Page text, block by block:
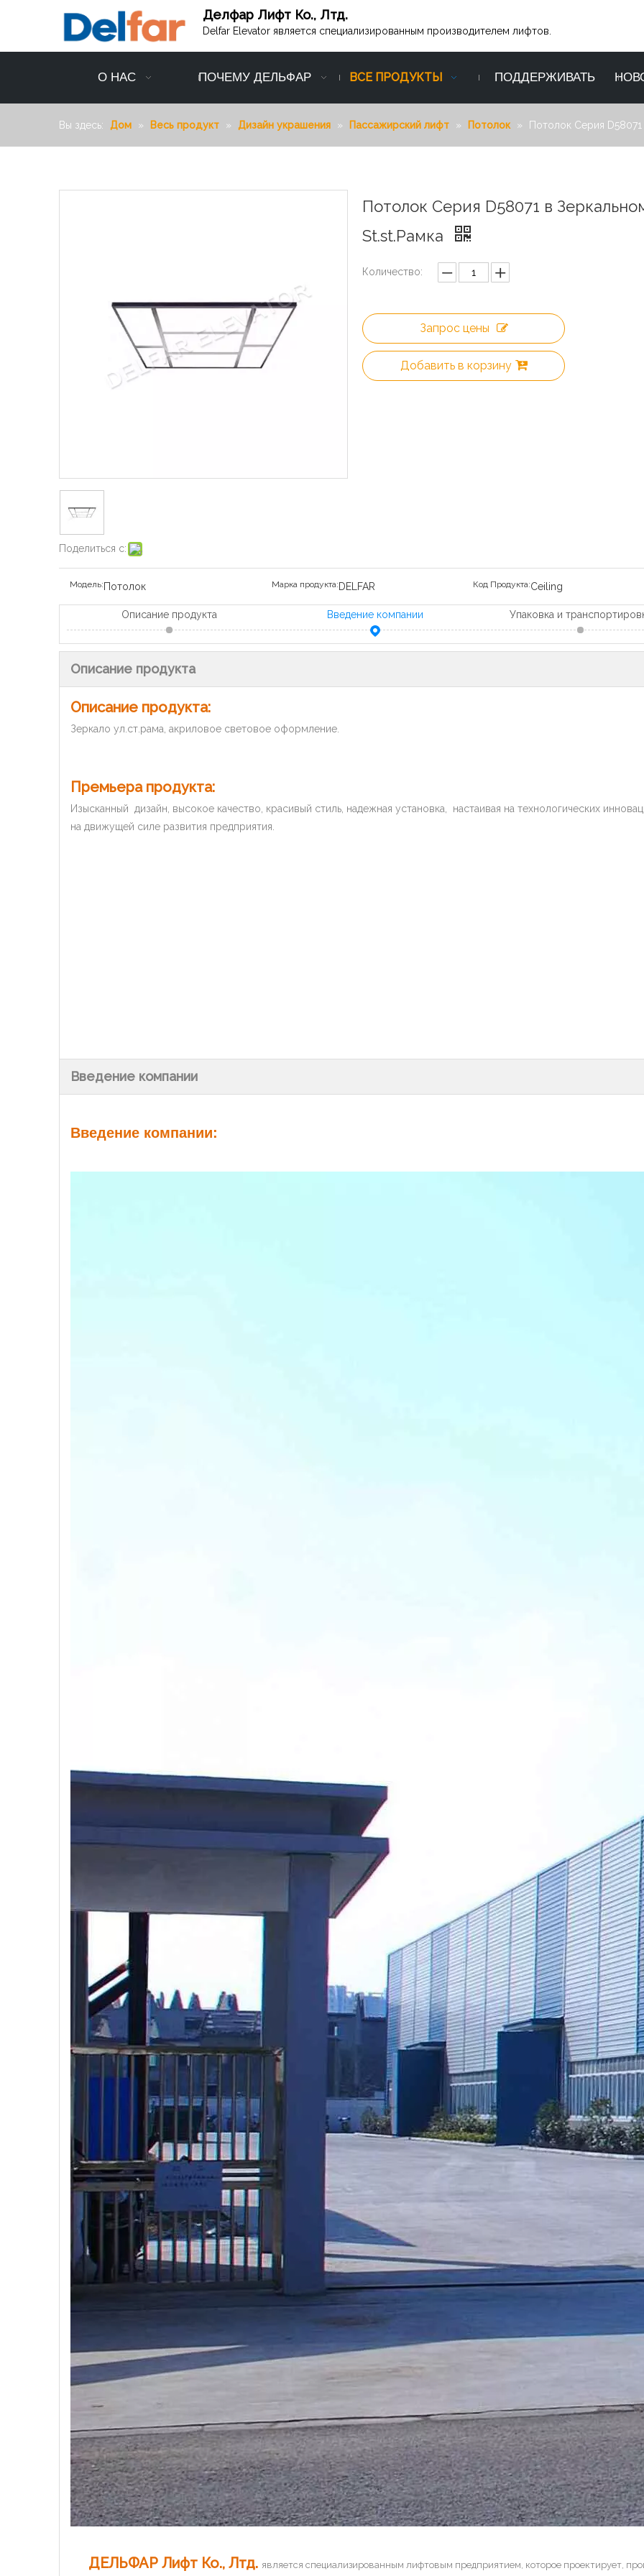
Делфар Лифт Ко., Лтд.
Delfar Elevator является специализированным производителем лифтов.
О НАС ПОЧЕМУ ДЕЛЬФАР ВСЕ ПРОДУКТЫ ПОДДЕРЖИВАТЬ
Вы здесь: Дом » Весь продукт » Дизайн украшения » Пассажирский лифт » Потолок » Потолок Серия D58071
Поделиться с:
Потолок Серия D58071 в
St.st.Рамка
Количество:
Запрос цены
Добавить в корзину
Модель: Потолок Марка продукта: DELFAR Код Продукта:Ceiling
Описание продукта Введение компании Упаковка и
Описание продукта
Описание продукта:
Зеркало ул.ст.рама, акриловое световое оформление.
Премьера продукта:
Изысканный дизайн, высокое качество, красивый стиль, надежная установка, настаивая на технологических
на движущей силе развития предприятия.
Введение компании
Введение компании:
ДЕЛЬФАР Лифт Ко., Лтд. является специализированным лифтовым предприятием, которое проектирует,